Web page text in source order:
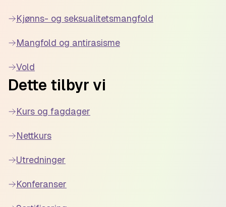
Kjønns- og seksualitetsmangfold
Mangfold og antirasisme
Vold
Dette tilbyr vi
Kurs og fagdager
Nettkurs
Utredninger
Konferanser